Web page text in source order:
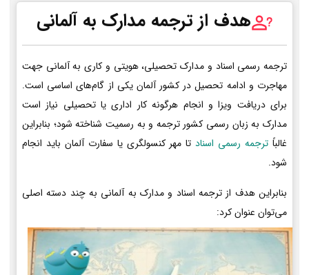
هدف از ترجمه مدارک به آلمانی
ترجمه رسمی اسناد و مدارک تحصیلی، هویتی و کاری به آلمانی جهت
مهاجرت و ادامه تحصیل در کشور آلمان یکی از گام‌های اساسی است.
برای دریافت ویزا و انجام هرگونه کار اداری یا تحصیلی نیاز است
مدارک به زبان رسمی کشور ترجمه و به رسمیت شناخته شود؛ بنابراین
غالباً ترجمه رسمی اسنادتا مهر کنسولگری یا سفارت آلمان باید انجام
شود.
بنابراین هدف از ترجمه اسناد و مدارک به آلمانی به چند دسته اصلی
می‌توان عنوان کرد: